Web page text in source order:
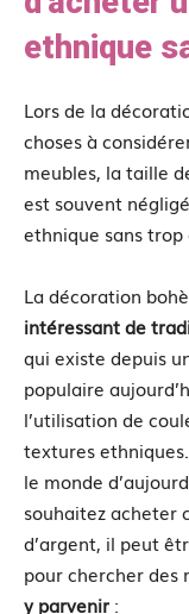
ethnique
Lors de la
choses à
meubles, la taille
est souvent
ethnique sans trop
La décoration
intéressant de
qui existe depuis
populaire
l’utilisation de
textures
le monde
souhaitez acheter
d’argent, il peut
pour chercher des
y parvenir :